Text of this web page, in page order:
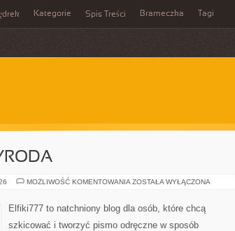
Kategorie Spis Treści Brameczka Tagi
MOŻLIWOŚĆ KOMENTOWANIA KRAJOBRAZ
ZOSTAŁA WYŁĄCZONA
Elfiki777 to natchniony blog dla osób, które chcą
szkicować i tworzyć pismo odręczne w sposób